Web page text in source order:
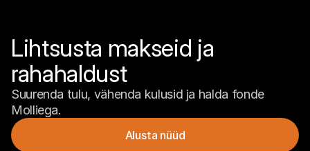
Lihtsusta makseid ja
rahahaldust
Suurenda tulu, vähenda kulusid ja halda fonde
Molliega.
Alusta nüüd